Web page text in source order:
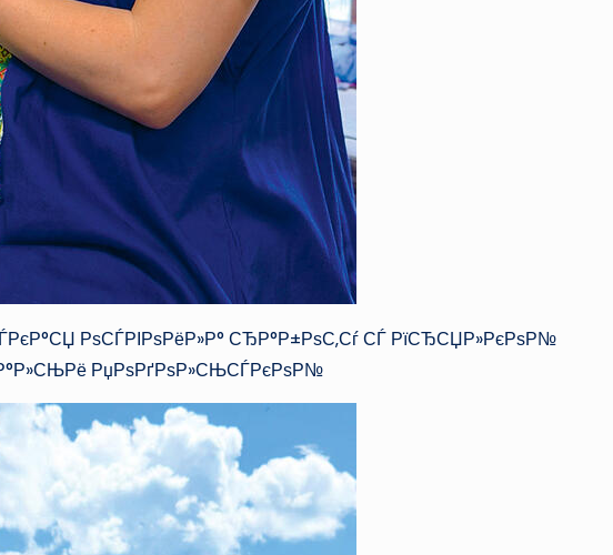
РѕСЃРІРѕРёР»Р° СЂР°Р±РѕС‚Сѓ СЃ РїСЂСЏР»РєРѕР№
РџРѕРґРѕР»СЊСЃРєРѕР№